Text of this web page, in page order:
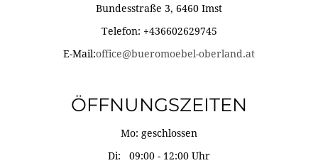
Bundesstraße 3, 6460 Imst
Telefon: +436602629745
E-Mail:office@bueromoebel-oberland.at
ÖFFNUNGSZEITEN
Mo: geschlossen
Di: 09:00 - 12:00 Uhr